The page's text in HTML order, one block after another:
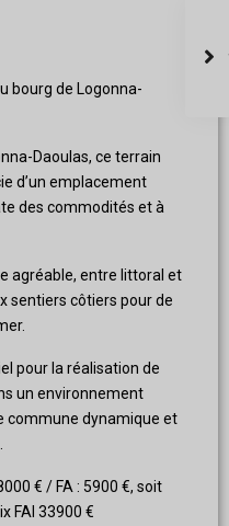
bourg de Logonna-
Daoulas, ce terrain
d’un emplacement
des commodités et à
agréable, entre littoral et
sentiers côtiers pour de
pour la réalisation de
un environnement
commune dynamique et
€ / FA : 5900 €, soit
FAI 33900 €